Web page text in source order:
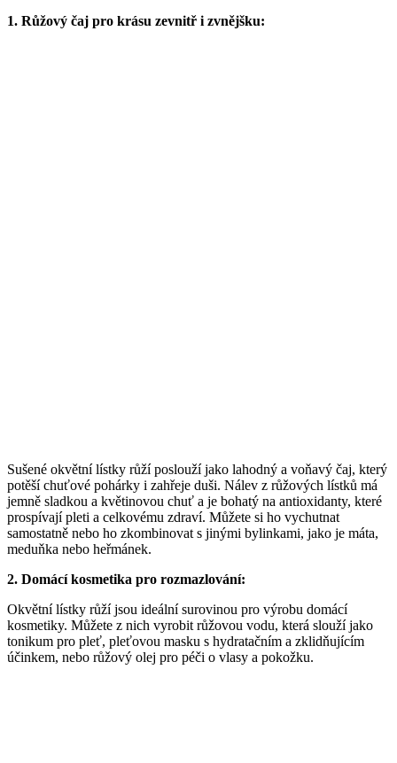
1. Růžový čaj pro krásu zevnitř i zvnějšku:
Sušené okvětní lístky růží poslouží jako lahodný a voňavý čaj, který
potěší chuťové pohárky i zahřeje duši. Nálev z růžových lístků má
jemně sladkou a květinovou chuť a je bohatý na antioxidanty, které
prospívají pleti a celkovému zdraví. Můžete si ho vychutnat
samostatně nebo ho zkombinovat s jinými bylinkami, jako je máta,
meduňka nebo heřmánek.
2. Domácí kosmetika pro rozmazlování:
Okvětní lístky růží jsou ideální surovinou pro výrobu domácí
kosmetiky. Můžete z nich vyrobit růžovou vodu, která slouží jako
tonikum pro pleť, pleťovou masku s hydratačním a zklidňujícím
účinkem, nebo růžový olej pro péči o vlasy a pokožku.